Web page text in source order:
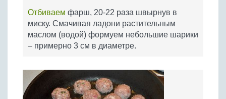
Отбиваем фарш, 20-22 раза швырнув в
миску. Смачивая ладони растительным
маслом (водой) формуем небольшие шарики
– примерно 3 см в диаметре.